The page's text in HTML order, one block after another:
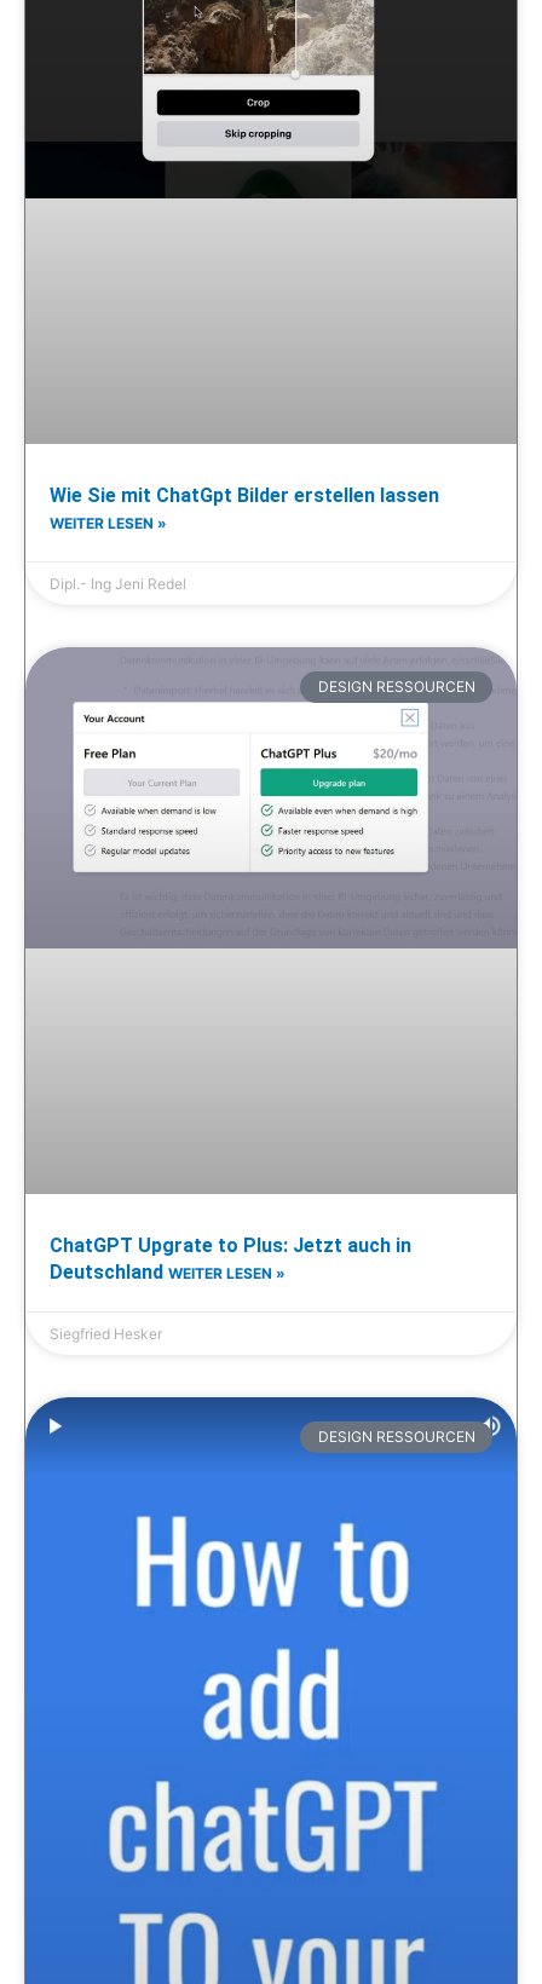
Wie Sie mit ChatGpt Bilder erstellen lassen
WEITER LESEN »
Dipl.- Ing Jeni Redel
DESIGN RESSOURCEN
ChatGPT Upgrate to Plus: Jetzt auch in
Deutschland WEITER LESEN »
Siegfried Hesker
DESIGN RESSOURCEN